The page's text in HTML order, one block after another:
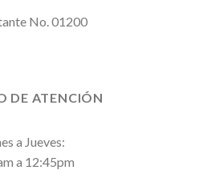
No. 01200
DE ATENCIÓN
a Jueves:
a 12:45pm